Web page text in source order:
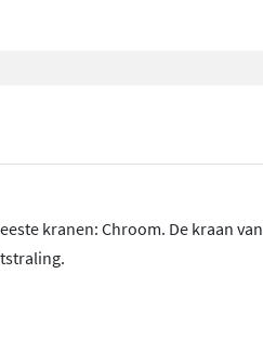
kranen: Chroom. De kraan